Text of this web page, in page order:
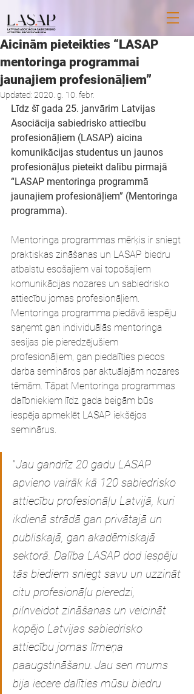
Aicinām pieteikties “LASAP
mentoringa programmai
jaunajiem profesionāļiem”
Updated:2020. g. 10. febr.
Līdz šī gada 25. janvārim Latvijas
Asociācija sabiedrisko attiecību
profesionāļiem (LASAP) aicina
komunikācijas studentus un jaunos
profesionāļus pieteikt dalību pirmajā
“LASAP mentoringa programmā
jaunajiem profesionāļiem” (Mentoringa
programma).
Mentoringa programmas mērķis ir sniegt
praktiskas zināšanas un LASAP biedru
atbalstu esošajiem vai topošajiem
komunikācijas nozares un sabiedrisko
attiecību jomas profesionāļiem.
Mentoringa programma piedāvā iespēju
saņemt gan individuālās mentoringa
sesijas pie pieredzējušiem
profesionāļiem, gan piedalīties piecos
darba semināros par aktuālajām nozares
tēmām. Tāpat Mentoringa programmas
dalībniekiem līdz gada beigām būs
iespēja apmeklēt LASAP iekšējos
seminārus.
“Jau gandrīz 20 gadu LASAP
apvieno vairāk kā 120 sabiedrisko
attiecību profesionāļu Latvijā, kuri
ikdienā strādā gan privātajā un
publiskajā, gan akadēmiskajā
sektorā. Dalība LASAP dod iespēju
tās biediem sniegt savu un uzzināt
citu profesionāļu pieredzi,
pilnveidot zināšanas un veicināt
kopējo Latvijas sabiedrisko
attiecību jomas līmeņa
paaugstināšanu. Jau sen mums
bija iecere dalīties mūsu biedru